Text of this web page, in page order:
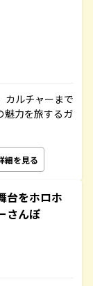
カルチャーまで
魅力を旅するガ
細を見る
台をホロホ
さんぽ